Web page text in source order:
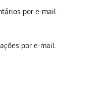
por e-mail.
por e-mail.